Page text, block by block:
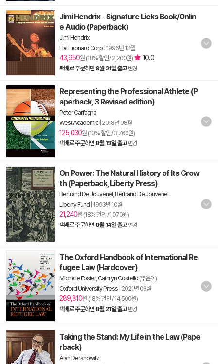
Jimi Hendrix - Signature Licks Book/Onlin
e Audio (Paperback)
Jimi Hendrix
Hal Leonard Corp 1996년 12월
43,950원 (18% 할인 / 2,200원) 10.0
택배로 주문하면 8월 21일 출고 변경
Representing the Professional Athlete (P
aperback, 3 Revised edition)
Peter Carfagna
West Academic 2018년 08월
125,030원 (10% 할인 / 3,760원)
택배로 주문하면 8월 19일 출고 변경
On Power: The Natural History of Its Grow
th (Paperback, Liberty Press)
Bertrand De Jouvenel Bertrand De Jouvenel
Liberty Fund 1993년 10월
21,240원 (18% 할인 / 1,070원)
택배로 주문하면 8월 14일 출고 변경
The Oxford Handbook of International Re
fugee Law (Hardcover)
Michelle Foster,Cathryn Costello (엮은이)
Oxford University Press 2021년 06월
289,810원 (18% 할인 / 14,500원)
택배로 주문하면 8월 21일 출고 변경
Taking the Stand: My Life in the Law (Pape
rback)
Alan Dershowitz